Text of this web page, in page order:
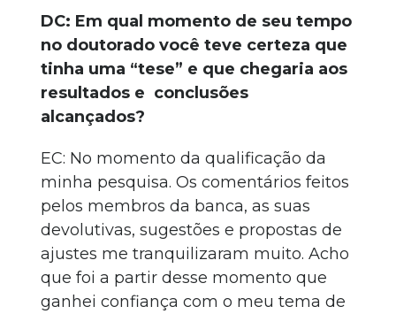
DC: Em qual momento de seu tempo
no doutorado você teve certeza que
tinha uma “tese” e que chegaria aos
resultados e conclusões
alcançados?
EC: No momento da qualificação da
minha pesquisa. Os comentários feitos
pelos membros da banca, as suas
devolutivas, sugestões e propostas de
ajustes me tranquilizaram muito. Acho
que foi a partir desse momento que
ganhei confiança com o meu tema de